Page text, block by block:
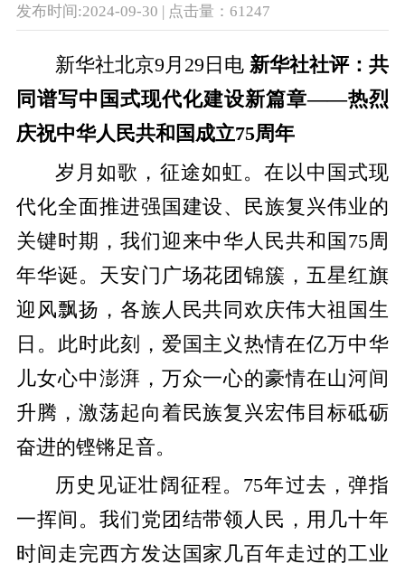
发布时间:2024-09-30 | 点击量：61247
新华社北京9月29日电新华社社评：共
同谱写中国式现代化建设新篇章——热烈
庆祝中华人民共和国成立75周年
岁月如歌，征途如虹。在以中国式现
代化全面推进强国建设、民族复兴伟业的
关键时期，我们迎来中华人民共和国75周
年华诞。天安门广场花团锦簇，五星红旗
迎风飘扬，各族人民共同欢庆伟大祖国生
日。此时此刻，爱国主义热情在亿万中华
儿女心中澎湃，万众一心的豪情在山河间
升腾，激荡起向着民族复兴宏伟目标砥砺
奋进的铿锵足音。
历史见证壮阔征程。75年过去，弹指
一挥间。我们党团结带领人民，用几十年
时间走完西方发达国家几百年走过的工业